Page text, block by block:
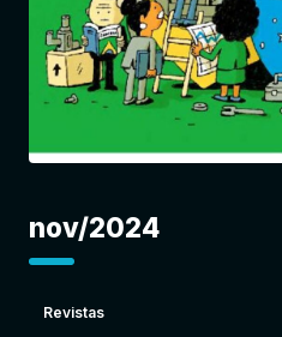
nov/2024
Revistas